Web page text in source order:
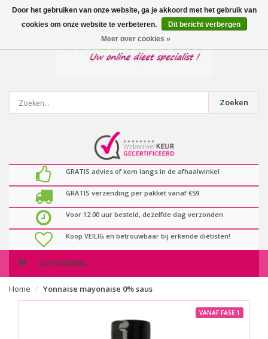
0artikelen
Zoeken
GRATIS advies of kom langs in de afhaalwinkel
GRATIS verzending per pakket vanaf €59
Voor 12.00 uur besteld, dezelfde dag verzonden
Koop VEILIG en betrouwbaar bij erkende diëtisten!
CATEGORIEËN
Home Yonnaise mayonaise 0% saus
VANAF FASE 1
Door het gebruiken van onze website, ga je akkoord met het gebruik van
cookies om onze website te verbeteren.
Dit bericht verbergen
Meer over cookies »